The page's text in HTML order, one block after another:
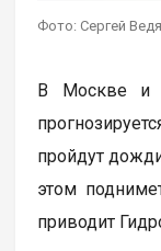
Фото: Сергей
В Москве и
пройдут
этом
приводит